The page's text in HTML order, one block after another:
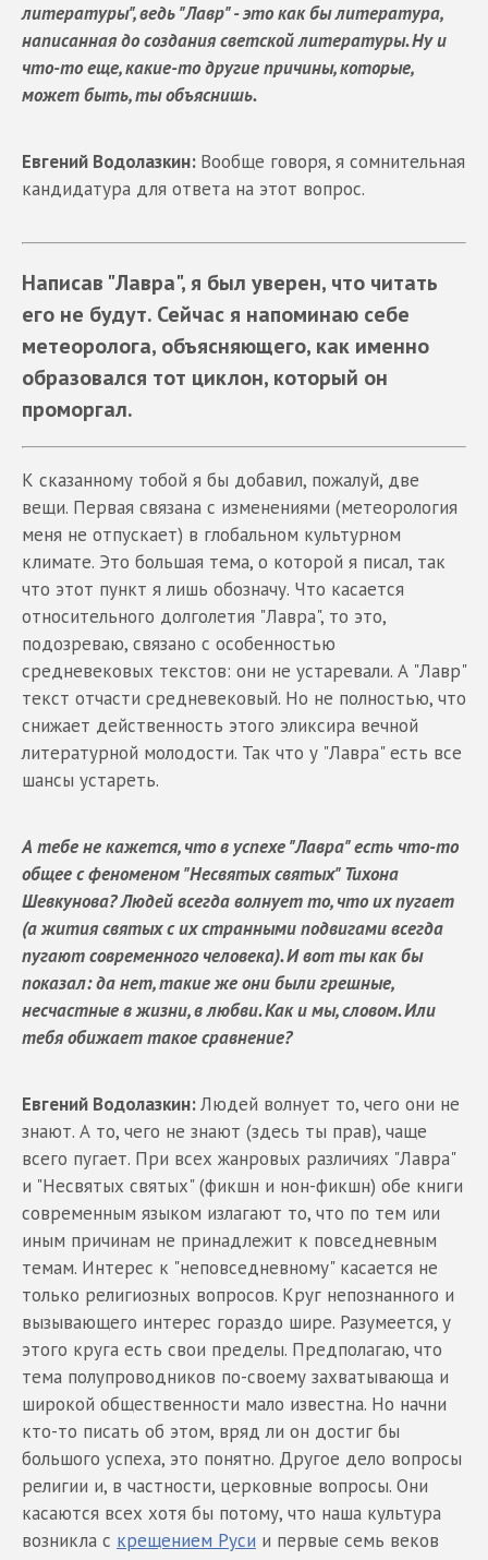
литературы", ведь "Лавр" - это как бы литература,
написанная до создания светской литературы. Ну и
что-то еще, какие-то другие причины, которые,
может быть, ты объяснишь.
Евгений Водолазкин: Вообще говоря, я сомнительная
кандидатура для ответа на этот вопрос.
Написав "Лавра", я был уверен, что читать
его не будут. Сейчас я напоминаю себе
метеоролога, объясняющего, как именно
образовался тот циклон, который он
проморгал.
К сказанному тобой я бы добавил, пожалуй, две
вещи. Первая связана с изменениями (метеорология
меня не отпускает) в глобальном культурном
климате. Это большая тема, о которой я писал, так
что этот пункт я лишь обозначу. Что касается
относительного долголетия "Лавра", то это,
подозреваю, связано с особенностью
средневековых текстов: они не устаревали. А "Лавр"
текст отчасти средневековый. Но не полностью, что
снижает действенность этого эликсира вечной
литературной молодости. Так что у "Лавра" есть все
шансы устареть.
А тебе не кажется, что в успехе "Лавра" есть что-то
общее с феноменом "Несвятых святых" Тихона
Шевкунова? Людей всегда волнует то, что их пугает
(а жития святых с их странными подвигами всегда
пугают современного человека). И вот ты как бы
показал: да нет, такие же они были грешные,
несчастные в жизни, в любви. Как и мы, словом. Или
тебя обижает такое сравнение?
Евгений Водолазкин:Людей волнует то, чего они не
знают. А то, чего не знают (здесь ты прав), чаще
всего пугает. При всех жанровых различиях "Лавра"
и "Несвятых святых" (фикшн и нон-фикшн) обе книги
современным языком излагают то, что по тем или
иным причинам не принадлежит к повседневным
темам. Интерес к "неповседневному" касается не
только религиозных вопросов. Круг непознанного и
вызывающего интерес гораздо шире. Разумеется, у
этого круга есть свои пределы. Предполагаю, что
тема полупроводников по-своему захватывающа и
широкой общественности мало известна. Но начни
кто-то писать об этом, вряд ли он достиг бы
большого успеха, это понятно. Другое дело вопросы
религии и, в частности, церковные вопросы. Они
касаются всех хотя бы потому, что наша культура
возникла с крещением Руси и первые семь веков